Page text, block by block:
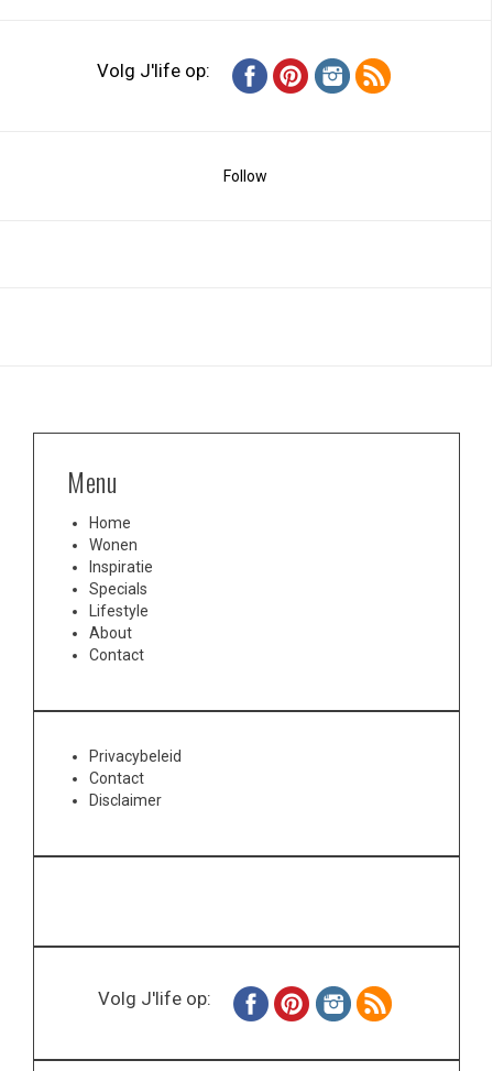
Volg J'life op:
Follow
Menu
Home
Wonen
Inspiratie
Specials
Lifestyle
About
Contact
Privacybeleid
Contact
Disclaimer
Volg J'life op: